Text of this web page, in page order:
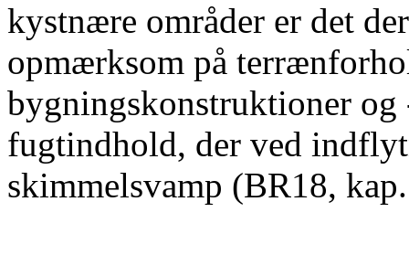
kystnære områder er det
opmærksom på
bygningskonstruktioner og
fugtindhold, der ved
skimmelsvamp (BR18,